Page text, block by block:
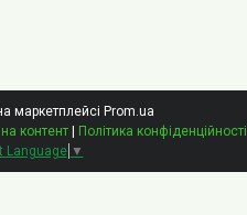
маркетплейсі Prom.ua
контент | Політика конфіденційності
Language ▼